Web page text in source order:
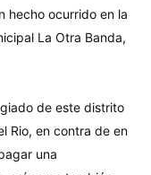
hecho ocurrido en la
La Otra Banda,
de este distrito
Rio, en contra de en
una